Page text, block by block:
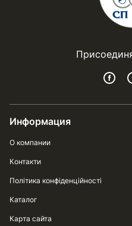
Информация
О компании
Контакти
Політика конфіденційності
Каталог
Карта сайта